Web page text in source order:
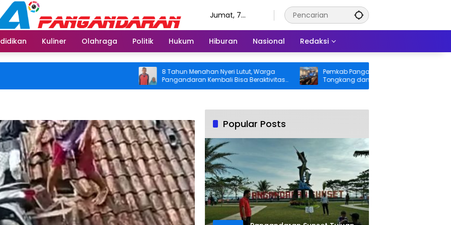
Jumat, 7
Kuliner Olahraga Politik Hukum Hiburan Nasional Redaksi
8 Tahun Menahan Nyeri Lutut, Warga
Pangandaran Kembali Bisa Beraktivitas
Usai Operasi Gratis Ditanggung BPJS
Pemkab Pangandaran Desak Bangkai
Tongkang dan Ceceran Batu Bara
Segera Diangkat, Soroti Buruknya
Popular Posts